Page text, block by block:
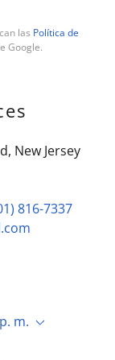
las Política de
Google.
New Jersey
816-7337
m.